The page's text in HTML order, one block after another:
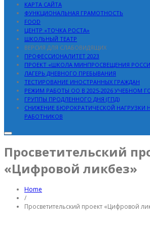
КАРТА САЙТА
ФУНКЦИОНАЛЬНАЯ ГРАМОТНОСТЬ
FOOD
ЦЕНТР «ТОЧКА РОСТА»
ШКОЛЬНЫЙ ТЕАТР
ВЕРСИЯ ДЛЯ СЛАБОВИДЯЩИХ
ПРОФЕССИОНАЛИТЕТ 2023
ПРОЕКТ «ШКОЛА МИНПРОСВЕЩЕНИЯ
ЛАГЕРЬ ДНЕВНОГО ПРЕБЫВАНИЯ
ТЕСТИРОВАНИЕ ИНОСТРАННЫХ ГРАЖДАН
РЕЖИМ РАБОТЫ ОО В 2025-2026 УЧЕБНОМ
ГРУППЫ ПРОДЛЕННОГО ДНЯ (ГПД)
СНИЖЕНИЕ БЮРОКРАТИЧЕСКОЙ НАГРУЗКИ
РАБОТНИКОВ
Просветительский
«Цифровой ликбез»
Home
/
Просветительский проект «Цифровой